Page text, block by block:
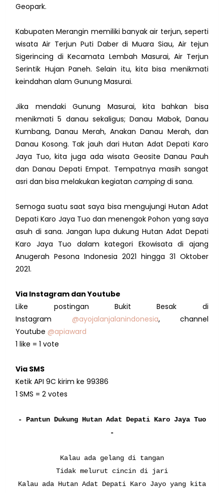
Geopark.
Kabupaten Merangin memiliki banyak air terjun, seperti
wisata Air Terjun Puti Daber di Muara Siau, Air tejun
Sigerincing di Kecamata Lembah Masurai, Air Terjun
Serintik Hujan Paneh. Selain itu, kita bisa menikmati
keindahan alam Gunung Masurai.
Jika mendaki Gunung Masurai, kita bahkan bisa
menikmati 5 danau sekaligus; Danau Mabok, Danau
Kumbang, Danau Merah, Anakan Danau Merah, dan
Danau Kosong. Tak jauh dari Hutan Adat Depati Karo
Jaya Tuo, kita juga ada wisata Geosite Danau Pauh
dan Danau Depati Empat. Tempatnya masih sangat
asri dan bisa melakukan kegiatancamping di sana.
Semoga suatu saat saya bisa mengujungi Hutan Adat
Depati Karo Jaya Tuo dan menengok Pohon yang saya
asuh di sana.Jangan lupa dukung Hutan Adat Depati
Karo Jaya Tuo dalam kategori Ekowisata di ajang
Anugerah Pesona Indonesia 2021 hingga 31 Oktober
2021.
Via Instagram dan Youtube
Like postingan Bukit Besak di
Instagram @ayojalanjalanindonesia, channel
Youtube@apiaward
1 like = 1 vote
Via SMS
Ketik API 9C kirim ke 99386
1 SMS = 2 votes
- Pantun Dukung Hutan Adat Depati Karo Jaya Tuo
-
Kalau ada gelang di tangan
Tidak melurut cincin di jari
Kalau ada Hutan Adat Depati Karo Jayo yang kita